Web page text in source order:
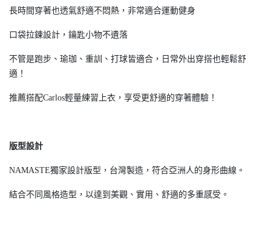
長時間穿著也透氣舒適不悶熱，非常適合運動健身
口袋拉鍊設計，鑰匙小物不遺落
不管是跑步、瑜珈、重訓、打球皆適合，日常外出穿搭也輕鬆舒
適！
推薦搭配Carlos輕量練習上衣，享受更舒適的穿著體驗！
版型設計
NAMASTE獨家設計版型，台灣製造，符合亞洲人的身形曲線。
結合不同風格造型，以達到美觀、實用、舒適的多重感受。